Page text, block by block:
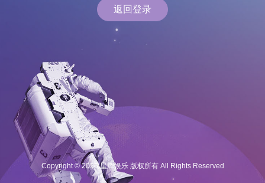
返回登录
Copyright © 2026 星辉娱乐 版权所有 All Rights Reserved